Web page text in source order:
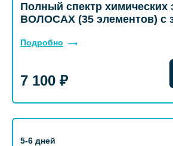
Полный спектр химических
ВОЛОСАХ (35 элементов) с
Подробно
7 100 ₽
5-6 дней